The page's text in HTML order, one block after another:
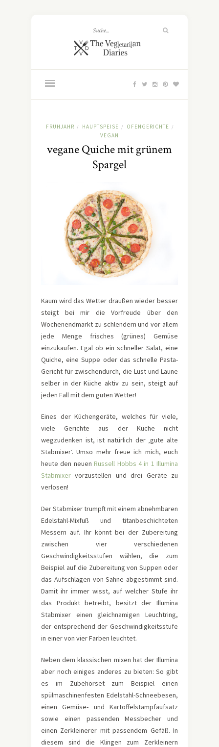
FRÜHJAHR / HAUPTSPEISE / OFENGERICHTE /
VEGAN
vegane Quiche mit grünem
Spargel
Kaum wird das Wetter draußen wieder besser
steigt bei mir die Vorfreude über den
Wochenendmarkt zu schlendern und vor allem
jede Menge frisches (grünes) Gemüse
einzukaufen. Egal ob ein schneller Salat, eine
Quiche, eine Suppe oder das schnelle Pasta-
Gericht für zwischendurch, die Lust und Laune
selber in der Küche aktiv zu sein, steigt auf
jeden Fall mit dem guten Wetter!
Eines der Küchengeräte, welches für viele,
viele Gerichte aus der Küche nicht
wegzudenken ist, ist natürlich der ‚gute alte
Stabmixer‘. Umso mehr freue ich mich, euch
heute den neuenRussell Hobbs 4 in 1 Illumina
Stabmixer vorzustellen und drei Geräte zu
verlosen!
Der Stabmixer trumpft mit einem abnehmbaren
Edelstahl-Mixfuß und titanbeschichteten
Messern auf. Ihr könnt bei der Zubereitung
zwischen vier verschiedenen
Geschwindigkeitsstufen wählen, die zum
Beispiel auf die Zubereitung von Suppen oder
das Aufschlagen von Sahne abgestimmt sind.
Damit ihr immer wisst, auf welcher Stufe ihr
das Produkt betreibt, besitzt der Illumina
Stabmixer einen gleichnamigen Leuchtring,
der entsprechend der Geschwindigkeitsstufe
in einer von vier Farben leuchtet.
Neben dem klassischen mixen hat der Illumina
aber noch einiges anderes zu bieten: So gibt
es im Zubehörset zum Beispiel einen
spülmaschinenfesten Edelstahl-Schneebesen,
einen Gemüse- und Kartoffelstampfaufsatz
sowie einen passenden Messbecher und
einen Zerkleinerer mit passendem Gefäß. In
diesem sind die Klingen zum Zerkleinern